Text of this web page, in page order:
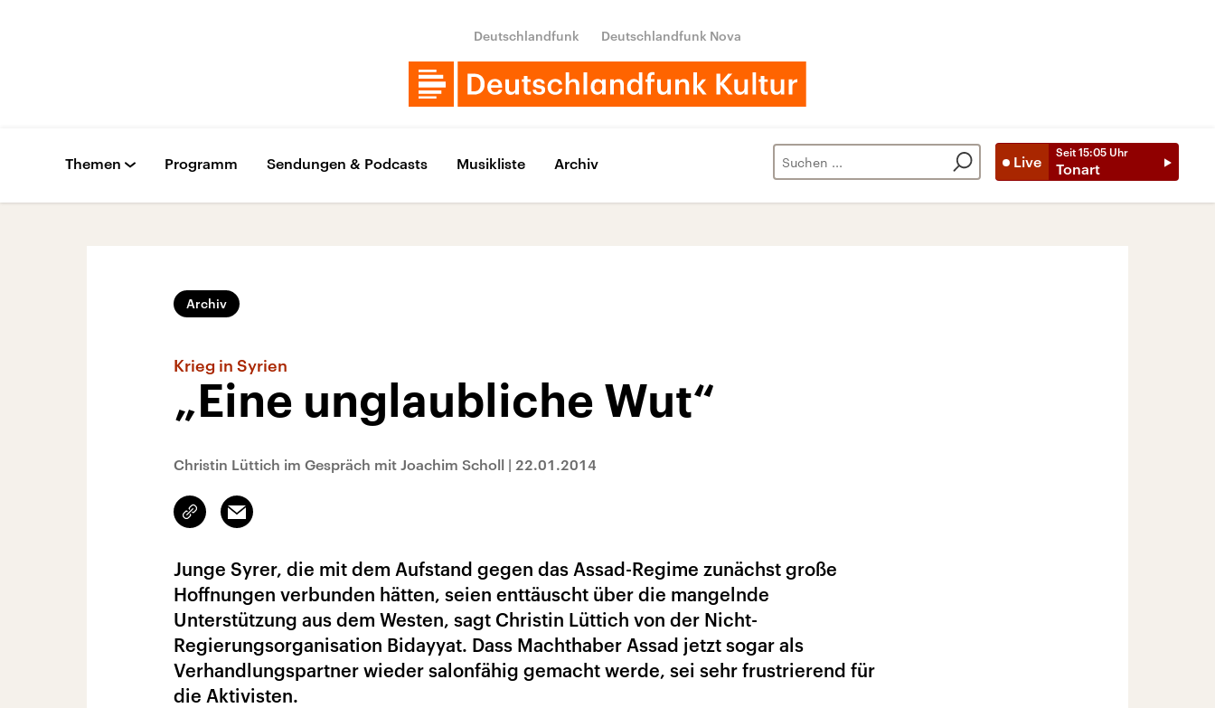
Deutschlandfunk Deutschlandfunk Nova
Live
Seit 15:05 Uhr
Tonart
Themen Programm Sendungen & Podcasts Musikliste Archiv
Archiv
Krieg in Syrien
„Eine unglaubliche Wut“
Christin Lüttich im Gespräch mit Joachim Scholl | 22.01.2014
Link
kopieren/teilen
Email
Junge Syrer, die mit dem Aufstand gegen das Assad-Regime zunächst große
Hoffnungen verbunden hätten, seien enttäuscht über die mangelnde
Unterstützung aus dem Westen, sagt Christin Lüttich von der Nicht-
Regierungsorganisation Bidayyat. Dass Machthaber Assad jetzt sogar als
Verhandlungspartner wieder salonfähig gemacht werde, sei sehr frustrierend für
die Aktivisten.